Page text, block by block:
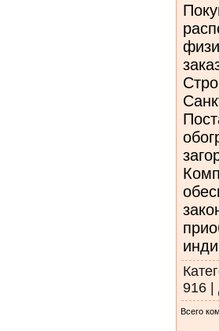
916 |
Всего